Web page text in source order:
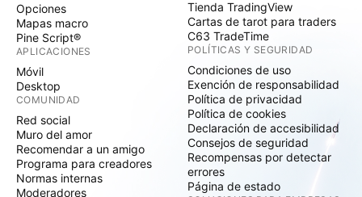
Opciones
Mapas macro
Pine Script®
APLICACIONES
Móvil
Desktop
COMUNIDAD
Red social
Muro del amor
Recomendar a un amigo
Programa para creadores
Normas internas
Moderadores
Tienda TradingView
Cartas de tarot para traders
C63 TradeTime
POLÍTICAS Y SEGURIDAD
Condiciones de uso
Exención de responsabilidad
Política de privacidad
Política de cookies
Declaración de accesibilidad
Consejos de seguridad
Recompensas por detectar
errores
Página de estado